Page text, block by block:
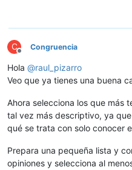
C
Desconectado
Congruencia
Hola @raul_pizarro
Veo que ya tienes una buena
Ahora selecciona los que más
tal vez más descriptivo, ya
qué se trata con solo conocer
Prepara una pequeña lista y
opiniones y selecciona al